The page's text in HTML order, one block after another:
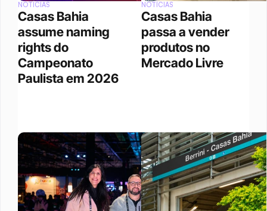
NOTÍCIAS
Casas Bahia
assume naming
rights do
Campeonato
Paulista em 2026
NOTÍCIAS
Casas Bahia
passa a vender
produtos no
Mercado Livre